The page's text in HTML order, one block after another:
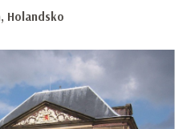
Holandsko